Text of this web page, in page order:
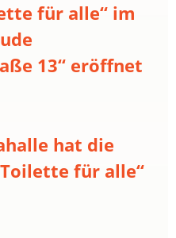
für alle“ im
13“ eröffnet
hat die
für alle“